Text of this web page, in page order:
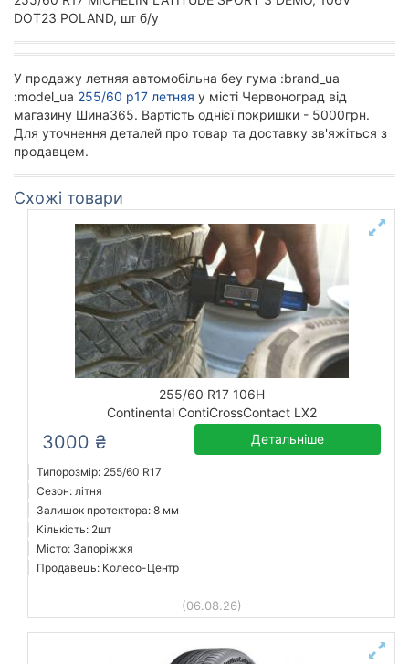
DOT23 POLAND, шт б/у
У продажу летняя автомобільна беу гума :brand_ua
:model_ua 255/60 р17 летняя у місті Червоноград від
магазину Шина365. Вартість однієї покришки - 5000грн.
Для уточнення деталей про товар та доставку зв'яжіться з
продавцем.
Схожі товари
255/60 R17 106H
Continental ContiCrossContact LX2
3000 ₴ Детальніше
Типорозмір: 255/60 R17
Сезон: літня
Залишок протектора: 8 мм
Кількість: 2шт
Місто: Запоріжжя
Продавець: Колесо-Центр
(06.08.26)